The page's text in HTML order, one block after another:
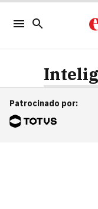
Patrocinado por: